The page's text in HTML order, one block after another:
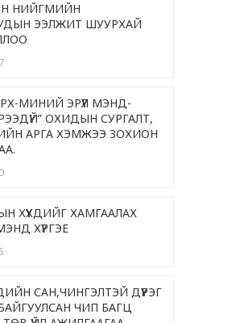
НИЙГМИЙН
ЭЭЛЖИТ ШУУРХАЙ
МИНИЙ ЭРҮҮЛ МЭНД-
ОХИДЫН СУРГАЛТ,
АРГА ХЭМЖЭЭ ЗОХИОН
ХҮҮХДИЙГ ХАМГААЛАХ
ХҮРГЭЕ
САН,ЧИНГЭЛТЭЙ ДҮҮРЭГ
ЧИП БАГЦ